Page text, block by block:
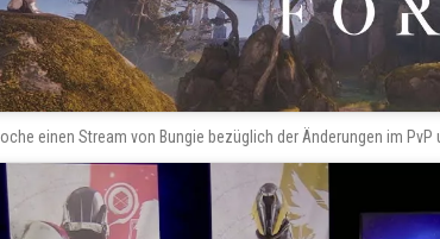
einen Stream von Bungie bezüglich der Änderungen im